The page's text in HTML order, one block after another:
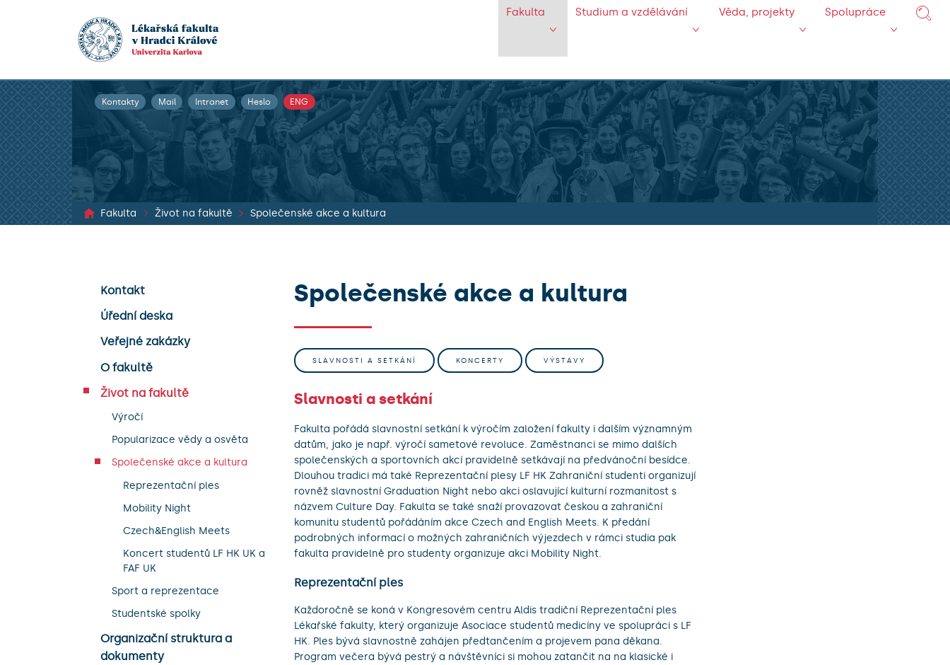
Fakulta Studium a vzdělávání Věda, projekty Spolupráce
Kontakty Mail Intranet Heslo ENG
Fakulta Život na fakultě Společenské akce a kultura
Kontakt
Úřední deska
Veřejné zakázky
O fakultě
Život na fakultě
Výročí
Popularizace vědy a osvěta
Společenské akce a kultura
Reprezentační ples
Mobility Night
Czech&English Meets
Koncert studentů LF HK UK a
FAF UK
Sport a reprezentace
Studentské spolky
Organizační struktura a
dokumenty
Společenské akce a kultura
SLAVNOSTI A SETKÁNÍ KONCERTY VÝSTAVY
Slavnosti a setkání
Fakulta pořádá slavnostní setkání k výročím založení fakulty i dalším významným
datům, jako je např. výročí sametové revoluce. Zaměstnanci se mimo dalších
společenských a sportovních akcí pravidelně setkávají na předvánoční besídce.
Dlouhou tradici má také Reprezentační plesy LF HK Zahraniční studenti organizují
rovněž slavnostní Graduation Night nebo akci oslavující kulturní rozmanitost s
názvem Culture Day. Fakulta se také snaží provazovat českou a zahraniční
komunitu studentů pořádáním akce Czech and English Meets. K předání
podrobných informací o možných zahraničních výjezdech v rámci studia pak
fakulta pravidelně pro studenty organizuje akci Mobility Night.
Reprezentační ples
Každoročně se koná v Kongresovém centru Aldis tradiční Reprezentační ples
Lékařské fakulty, který organizuje Asociace studentů medicíny ve spolupráci s LF
HK. Ples bývá slavnostně zahájen předtančením a projevem pana děkana.
Program večera bývá pestrý a návštěvníci si mohou zatančit na na klasické i